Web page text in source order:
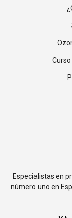
Especialistas en
número uno en